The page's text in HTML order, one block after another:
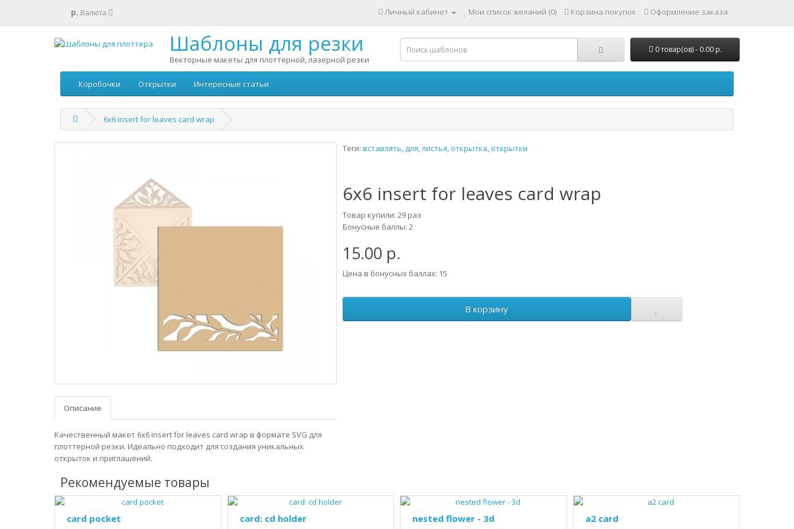
р. Валюта Личный кабинет Мои список желаний (0) Корзина покупок Оформление заказа
Шаблоны для резки
Векторные макеты для плоттерной, лазерной резки
0 товар(ов) - 0.00 р.
Коробочки Открытки Интересные статьи
6x6 insert for leaves card wrap
Описание
Качественный макет 6x6 insert for leaves card wrap в формате SVG для
плоттерной резки. Идеально подходит для создания уникальных
открыток и приглашений.
Теги: вставлять,для,листья,открытка,открытки
6x6 insert for leaves card wrap
Товар купили: 29 раз
Бонусные баллы: 2
15.00 р.
Цена в бонусных баллах: 15
В корзину
Рекомендуемые товары
card pocket card: cd holder nested flower - 3d a2 card